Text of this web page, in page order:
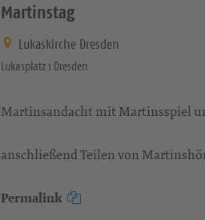
Martinstag
Lukaskirche Dresden
Lukasplatz 1 Dresden
Martinsandacht mit Martinsspiel
anschließend Teilen von
Permalink